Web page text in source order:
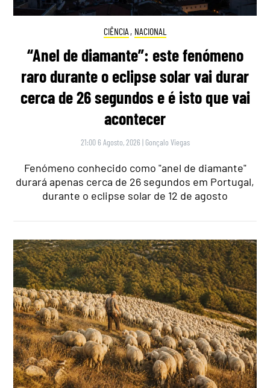
CIÊNCIA , NACIONAL
“Anel de diamante”: este fenómeno
raro durante o eclipse solar vai durar
cerca de 26 segundos e é isto que vai
acontecer
21:00 6 Agosto, 2026 | Gonçalo Viegas
Fenómeno conhecido como "anel de diamante"
durará apenas cerca de 26 segundos em Portugal,
durante o eclipse solar de 12 de agosto